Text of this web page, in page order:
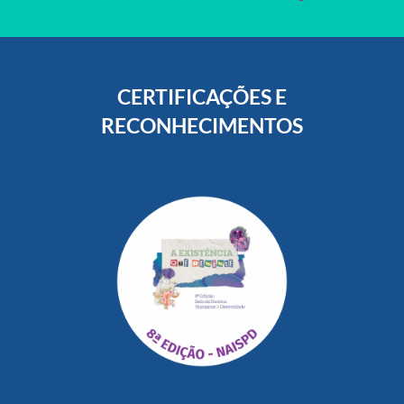
CERTIFICAÇÕES E
RECONHECIMENTOS